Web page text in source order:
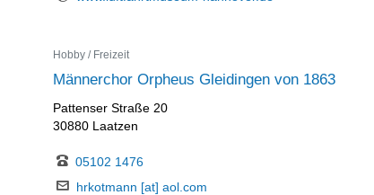
Hobby / Freizeit
Männerchor Orpheus Gleidingen von 1863
Pattenser Straße 20
30880 Laatzen
05102 1476
hrkotmann [at] aol.com